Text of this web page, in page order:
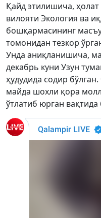
Қайд этилишича,
вилояти Экология ва
бошқармасининг
томонидан тезкор
Унда аниқланишича,
декабрь куни Узун
ҳудудида содир
майда шохли қора
ўтлатиб юрган